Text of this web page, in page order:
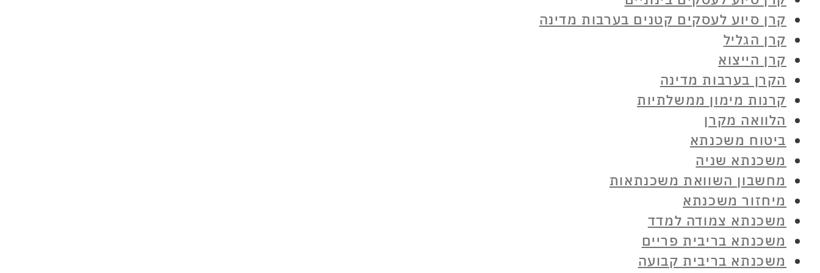
קרן סיוע לעסקים קטנים בערבות מדינה
קרן הגליל
קרן הייצוא
הקרן בערבות מדינה
קרנות מימון ממשלתיות
הלוואה מקרן
ביטוח משכנתא
משכנתא שניה
מחשבון השוואת משכנתאות
מיחזור משכנתא
משכנתא צמודה למדד
משכנתא בריבית פריים
משכנתא בריבית קבועה